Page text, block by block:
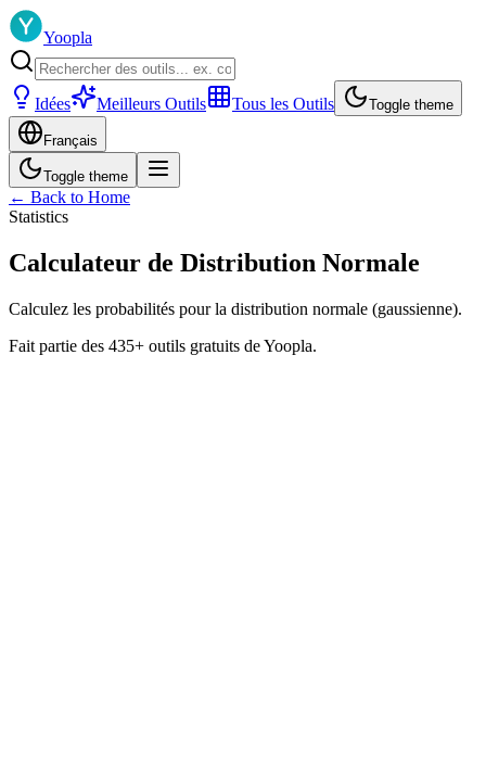
Yoopla
Idées Meilleurs Outils Tous les Outils Toggle theme
Français
Toggle theme
← Back to Home
Statistics
Calculateur de Distribution Normale
Calculez les probabilités pour la distribution normale (gaussienne).
Fait partie des 435+ outils gratuits de Yoopla.